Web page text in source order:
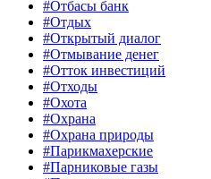
#Отбасы банк
#Отдых
#Открытый диалог
#Отмывание денег
#Отток инвестиций
#Отходы
#Охота
#Охрана
#Охрана природы
#Парикмахерские
#Парниковые газы